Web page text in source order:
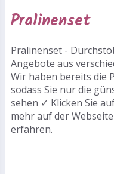
Pralinenset
Pralinenset -
Angebote aus
Wir haben bereits die
sodass Sie nur die
sehen ✓ Klicken Sie
mehr auf der
erfahren.